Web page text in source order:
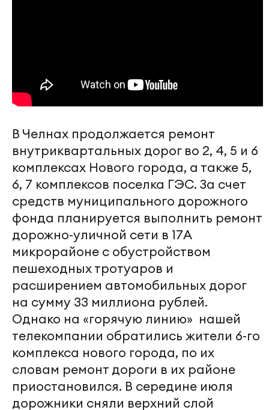
В Челнах продолжается ремонт
внутриквартальных дорог во 2, 4, 5 и 6
комплексах Нового города, а также 5,
6, 7 комплексов поселка ГЭС. За счет
средств муниципального дорожного
фонда планируется выполнить ремонт
дорожно-уличной сети в 17А
микрорайоне с обустройством
пешеходных тротуаров и
расширением автомобильных дорог
на сумму 33 миллиона рублей.
Однако на «горячую линию» нашей
телекомпании обратились жители 6-го
комплекса нового города, по их
словам ремонт дороги в их районе
приостановился. В середине июля
дорожники сняли верхний слой